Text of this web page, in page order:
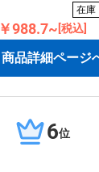
在庫
￥988.7~ [税込]
商品詳細ページ
6位